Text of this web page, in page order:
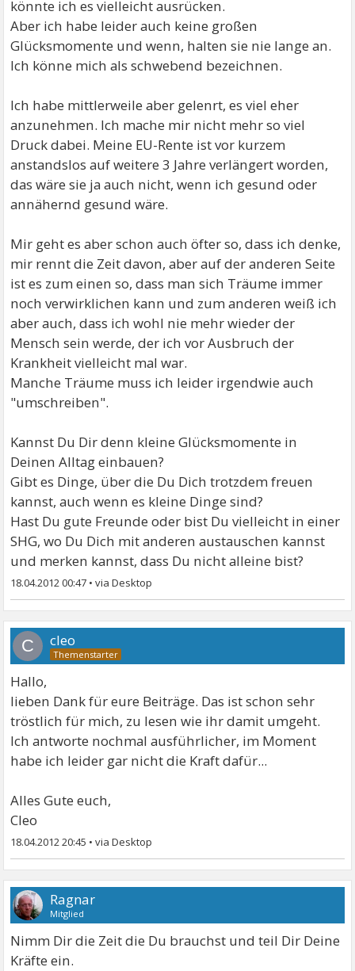
könnte ich es vielleicht ausrücken.
Aber ich habe leider auch keine großen
Glücksmomente und wenn, halten sie nie lange an.
Ich könne mich als schwebend bezeichnen.
Ich habe mittlerweile aber gelenrt, es viel eher
anzunehmen. Ich mache mir nicht mehr so viel
Druck dabei. Meine EU-Rente ist vor kurzem
anstandslos auf weitere 3 Jahre verlängert worden,
das wäre sie ja auch nicht, wenn ich gesund oder
annähernd gesund wäre.
Mir geht es aber schon auch öfter so, dass ich denke,
mir rennt die Zeit davon, aber auf der anderen Seite
ist es zum einen so, dass man sich Träume immer
noch verwirklichen kann und zum anderen weiß ich
aber auch, dass ich wohl nie mehr wieder der
Mensch sein werde, der ich vor Ausbruch der
Krankheit vielleicht mal war.
Manche Träume muss ich leider irgendwie auch
"umschreiben".
Kannst Du Dir denn kleine Glücksmomente in
Deinen Alltag einbauen?
Gibt es Dinge, über die Du Dich trotzdem freuen
kannst, auch wenn es kleine Dinge sind?
Hast Du gute Freunde oder bist Du vielleicht in einer
SHG, wo Du Dich mit anderen austauschen kannst
und merken kannst, dass Du nicht alleine bist?
18.04.2012 00:47 •
C cleo
Hallo,
lieben Dank für eure Beiträge. Das ist schon sehr
tröstlich für mich, zu lesen wie ihr damit umgeht.
Ich antworte nochmal ausführlicher, im Moment
habe ich leider gar nicht die Kraft dafür...
Alles Gute euch,
Cleo
18.04.2012 20:45 •
Ragnar
Mitglied
Nimm Dir die Zeit die Du brauchst und teil Dir Deine
Kräfte ein.